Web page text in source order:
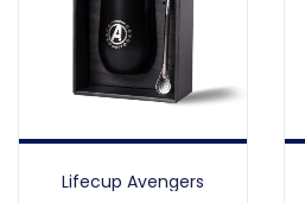
Lifecup Avengers